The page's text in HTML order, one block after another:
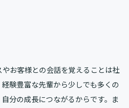
やお客様との会話を覚えることは社
験豊富な先輩から少しでも多くの
分の成長につながるからです。ま